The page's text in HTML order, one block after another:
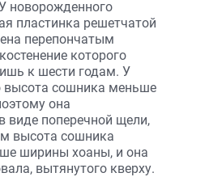
новорожденного
пластинка решетчатой
перепончатым
которого
к шести годам. У
высота сошника меньше
она
виде поперечной щели,
высота сошника
ширины хоаны, и она
вытянутого кверху.